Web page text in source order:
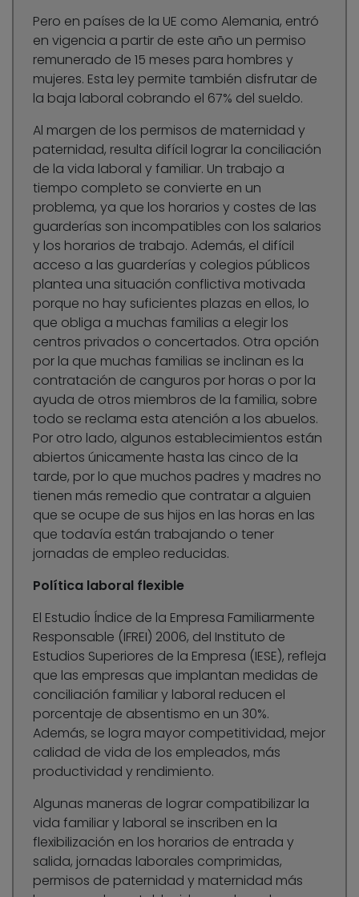
Pero en países de la UE como Alemania, entró
en vigencia a partir de este año un permiso
remunerado de 15 meses para hombres y
mujeres. Esta ley permite también disfrutar de
la baja laboral cobrando el 67% del sueldo.
Al margen de los permisos de maternidad y
paternidad, resulta difícil lograr la conciliación
de la vida laboral y familiar. Un trabajo a
tiempo completo se convierte en un
problema, ya que los horarios y costes de las
guarderías son incompatibles con los salarios
y los horarios de trabajo. Además, el difícil
acceso a las guarderías y colegios públicos
plantea una situación conflictiva motivada
porque no hay suficientes plazas en ellos, lo
que obliga a muchas familias a elegir los
centros privados o concertados. Otra opción
por la que muchas familias se inclinan es la
contratación de canguros por horas o por la
ayuda de otros miembros de la familia, sobre
todo se reclama esta atención a los abuelos.
Por otro lado, algunos establecimientos están
abiertos únicamente hasta las cinco de la
tarde, por lo que muchos padres y madres no
tienen más remedio que contratar a alguien
que se ocupe de sus hijos en las horas en las
que todavía están trabajando o tener
jornadas de empleo reducidas.
Política laboral flexible
El Estudio Índice de la Empresa Familiarmente
Responsable (IFREI) 2006, del Instituto de
Estudios Superiores de la Empresa (IESE), refleja
que las empresas que implantan medidas de
conciliación familiar y laboral reducen el
porcentaje de absentismo en un 30%.
Además, se logra mayor competitividad, mejor
calidad de vida de los empleados, más
productividad y rendimiento.
Algunas maneras de lograr compatibilizar la
vida familiar y laboral se inscriben en la
flexibilización en los horarios de entrada y
salida, jornadas laborales comprimidas,
permisos de paternidad y maternidad más